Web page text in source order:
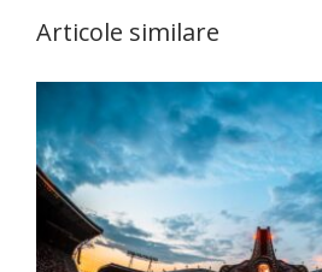
Articole similare